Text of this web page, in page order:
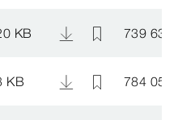
KB 739 638
KB 784 058